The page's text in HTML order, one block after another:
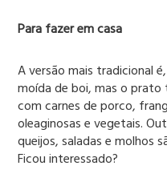
Para fazer em casa
A versão mais tradicional
moída de boi, mas o
com carnes de porco,
oleaginosas e vegetais.
queijos, saladas e molhos
Ficou interessado?